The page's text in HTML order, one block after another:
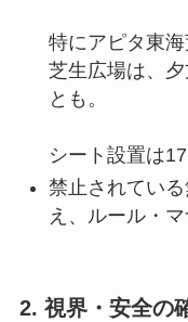
特にアピタ東
芝生広場は、
とも。
シート設置は
禁止されてい
え、ルール・
2. 視界・安全の